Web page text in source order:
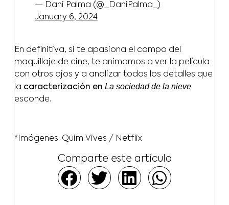
— Dani Palma (@_DaniPalma_)
January 6, 2024
En definitiva, si te apasiona el campo del
maquillaje de cine, te animamos a ver la película
con otros ojos y a analizar todos los detalles que
la caracterización en La sociedad de la nieve
esconde.
*Imágenes: Quim Vives / Netflix
Comparte este artículo